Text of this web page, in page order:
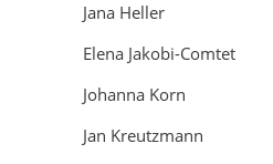
Jana Heller
Elena Jakobi-Comtet
Johanna Korn
Jan Kreutzmann